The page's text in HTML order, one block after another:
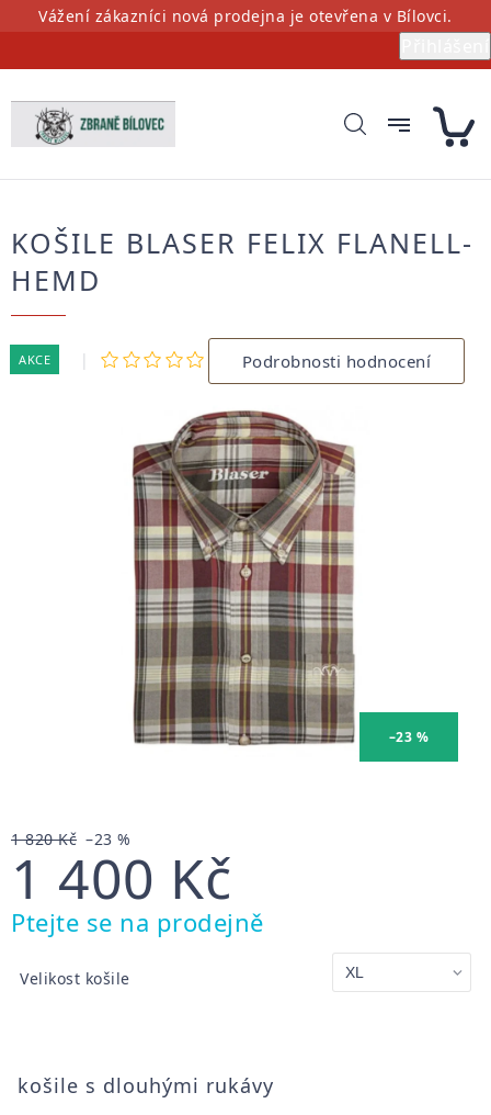
PřejítVážení zákazníci nová prodejna je otevřena v Bílovci.
KOŠILE BLASER FELIX FLANELL-
HEMD
AKCE
Průměrné
hodnocení
produktu
0,0
z
5
hvězdiček.
Podrobnosti hodnocení
–23 %
1 820 Kč –23 %
1 400 Kč
Měrná
cena:
Ptejte se na prodejně
Velikost košile
košile s dlouhými rukávy